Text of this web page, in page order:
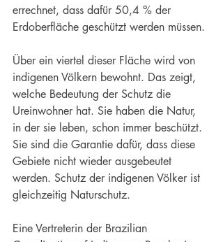
errechnet, dass dafür 50,4 % der
Erdoberfläche geschützt werden müssen.
Über ein viertel dieser Fläche wird von
indigenen Völkern bewohnt. Das zeigt,
welche Bedeutung der Schutz die
Ureinwohner hat. Sie haben die Natur,
in der sie leben, schon immer beschützt.
Sie sind die Garantie dafür, dass diese
Gebiete nicht wieder ausgebeutet
werden. Schutz der indigenen Völker ist
gleichzeitig Naturschutz.
Eine Vertreterin der Brazilian